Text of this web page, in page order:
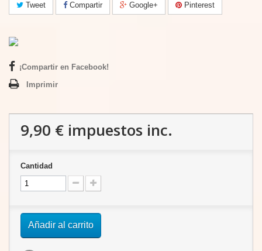
Tweet Compartir Google+ Pinterest
¡Compartir en Facebook!
Imprimir
9,90 € impuestos inc.
Cantidad
Añadir al carrito